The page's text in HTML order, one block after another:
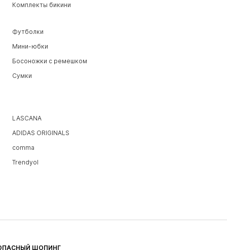
Комплекты бикини
Футболки
Мини-юбки
Босоножки с ремешком
Сумки
LASCANA
ADIDAS ORIGINALS
comma
Trendyol
ШОПИНГ